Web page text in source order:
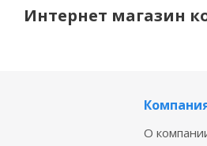
Интернет магазин
О